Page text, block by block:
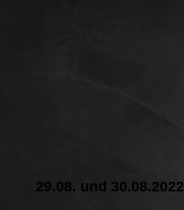
29.08. und 30.08.2022